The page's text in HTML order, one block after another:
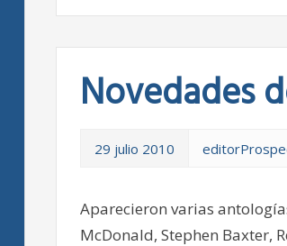
Novedades
29 julio 2010
Aparecieron varias
McDonald, Stephen Baxter,